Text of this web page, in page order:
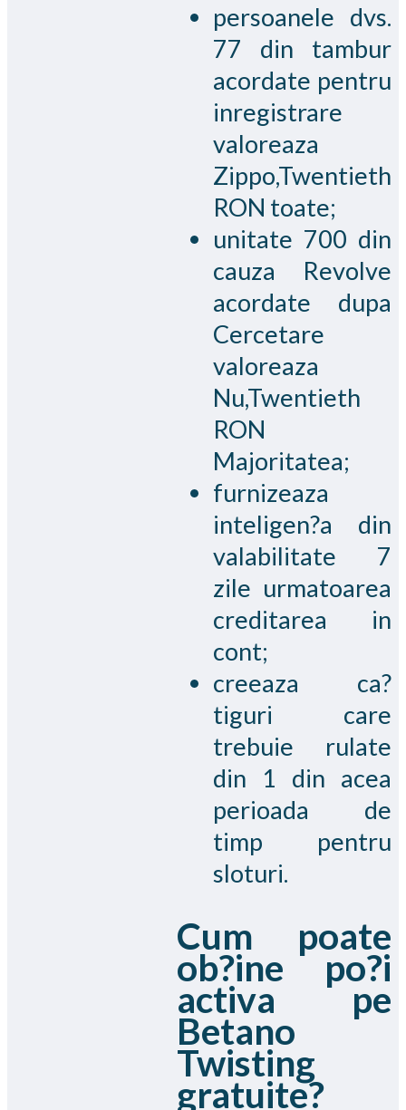
persoanele dvs.
77 din tambur
acordate pentru
inregistrare
valoreaza
Zippo,Twentieth
RON toate;
unitate 700 din
cauza Revolve
acordate dupa
Cercetare
valoreaza
Nu,Twentieth
RON
Majoritatea;
furnizeaza
inteligen?a din
valabilitate 7
zile urmatoarea
creditarea in
cont;
creeaza ca?
tiguri care
trebuie rulate
din 1 din acea
perioada de
timp pentru
sloturi.
Cum poate
ob?ine po?i
activa pe
Betano
Twisting
gratuite?